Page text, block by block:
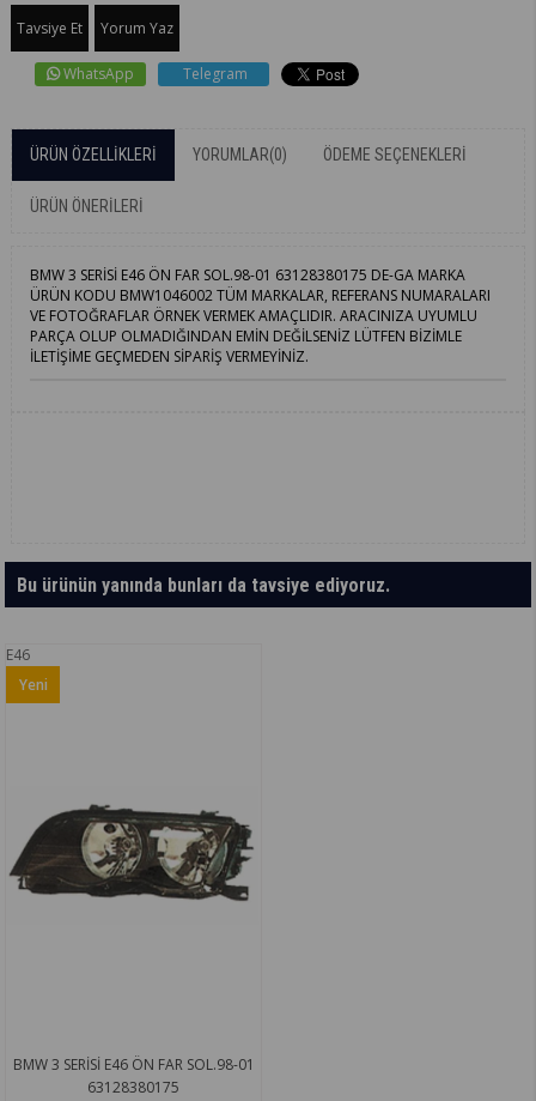
Tavsiye Et Yorum Yaz
WhatsApp Telegram
ÜRÜN ÖZELLIKLERI YORUMLAR(0) ÖDEME SEÇENEKLERI
ÜRÜN ÖNERILERI
BMW 3 SERİSİ E46 ÖN FAR SOL.98-01 63128380175 DE-GA MARKA
ÜRÜN KODU BMW1046002 TÜM MARKALAR, REFERANS NUMARALARI
VE FOTOĞRAFLAR ÖRNEK VERMEK AMAÇLIDIR. ARACINIZA UYUMLU
PARÇA OLUP OLMADIĞINDAN EMİN DEĞİLSENİZ LÜTFEN BİZİMLE
İLETİŞİME GEÇMEDEN SİPARİŞ VERMEYİNİZ.
Bu ürünün yanında bunları da tavsiye ediyoruz.
E46
BMW 3 SERİSİ E46 ÖN FAR SOL.98-01
63128380175
Yeni